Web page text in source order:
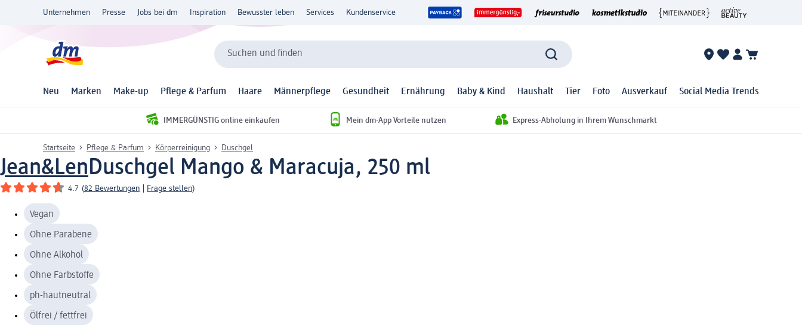
Unternehmen Presse Jobs bei dm Inspiration Bewusster leben Services Kundenservice
Suchen und finden
Neu Marken Make-up Pflege & Parfum Haare Männerpflege Gesundheit Ernährung Baby & Kind Haushalt Tier Foto Ausverkauf Social Media Trends
IMMERGÜNSTIG online einkaufen Mein dm-App Vorteile nutzen Express-Abholung in Ihrem Wunschmarkt
Startseite Pflege & Parfum Körperreinigung Duschgel
Jean&LenDuschgel Mango & Maracuja, 250 ml
4.7 (82 Bewertungen Frage stellen)
Vegan
Ohne Parabene
Ohne Alkohol
Ohne Farbstoffe
ph-hautneutral
Ölfrei / fettfrei